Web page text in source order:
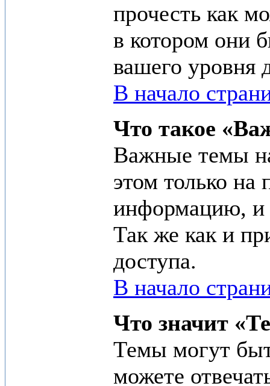
прочесть как
в котором они
вашего уровня
В начало
Что такое
Важные темы
этом только
информацию, и
Так же как и
доступа.
В начало
Что значит
Темы могут
можете